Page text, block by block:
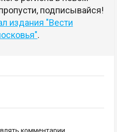
подписывайся!
издания "Вести
.
комментарии